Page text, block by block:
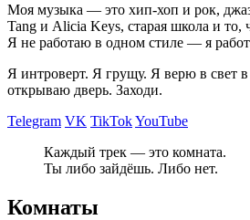
Моя музыка — это хип-хоп и рок,
Tang и Alicia Keys, старая школа и то,
Я не работаю в одном стиле — я
Я интроверт. Я грущу. Я верю в свет
открываю дверь. Заходи.
Telegram VK TikTokYouTube
Каждый трек — это комната.
Ты либо зайдёшь. Либо нет.
Комнаты